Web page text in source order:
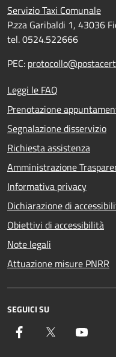
Servizio Taxi Comunale
P.zza Garibaldi 1, 43036
tel. 0524.522666
PEC:
Leggi le FAQ
Prenotazione
Segnalazione disservizio
Richiesta assistenza
Amministrazione
Informativa privacy
Dichiarazione di
Obiettivi di accessibilità
Note legali
Attuazione misure PNRR
SEGUICI SU
Facebook Twitter